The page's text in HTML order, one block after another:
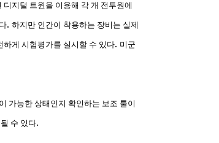
디지털 트윈을 이용해 각 개 전투원에
. 하지만 인간이 착용하는 장비는 실제
게 시험평가를 실시할 수 있다. 미군
가능한 상태인지 확인하는 보조 툴이
수 있다.